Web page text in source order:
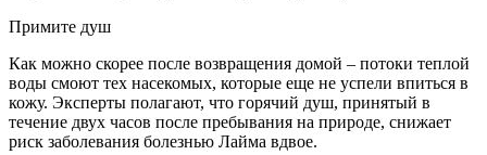
Примите душ
Как можно скорее после возвращения домой – потоки теплой
воды смоют тех насекомых, которые еще не успели впиться в
кожу. Эксперты полагают, что горячий душ, принятый в
течение двух часов после пребывания на природе, снижает
риск заболевания болезнью Лайма вдвое.